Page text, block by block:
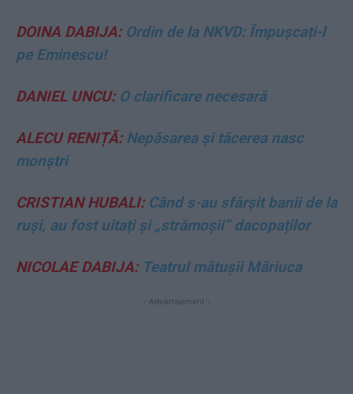
DOINA DABIJA:Ordin de la NKVD: Împușcați-l
pe Eminescu!
DANIEL UNCU:O clarificare necesară
ALECU RENIȚĂ: Nepăsarea și tăcerea nasc
monștri
CRISTIAN HUBALI:Când s-au sfârșit banii de la
ruși, au fost uitați și „strămoșii” dacopaților
NICOLAE DABIJA:Teatrul mătușii Măriuca
- Advertisement -